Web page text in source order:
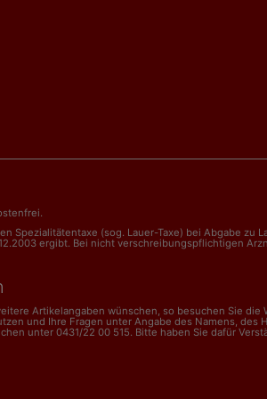
(sog. Lauer-Taxe) bei Abgabe zu
ergibt. Bei nicht verschreibungspflichtigen
Artikelangaben wünschen, so besuchen Sie
und Ihre Fragen unter Angabe des Namens, des
unter 0431/22 00 515. Bitte haben Sie dafür